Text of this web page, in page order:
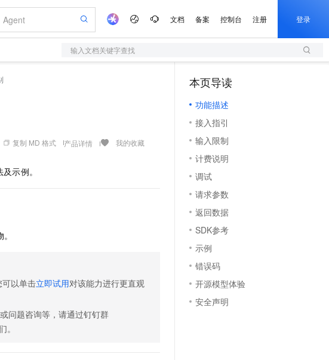
文档 备案 控制台 注册 登录
输入文档关键字查找
复制 MD 格式 产品详情 我的收藏
示例。
以单击立即试用对该能力进行更直观
问题咨询等，请通过钉钉群
。
本页导读
功能描述
接入指引
输入限制
计费说明
调试
请求参数
返回数据
SDK参考
示例
错误码
开源模型体验
安全声明
语音识别与合成
Qwen3-TTS-Flash
大模型原生应用
全托管，含MySQL、PostgreSQL、SQL Server、MariaDB多引擎
Qoder
面向真实软件的智能体编程平台
轻量应用服务器
数字证书管理服务（原SSL证书）
实现全站HTTPS，呈现可信的WEB访问
短信服务
大数据开发治理平台 DataWorks
轻松解锁专属 DeepSeek-V4-Pro
5 分钟轻松部署专属 QwenPaw
一句话生成原生可编辑精美 PPT 文稿
输入一句话想法, 轻松生成专业的 PPT
一键部署幻兽帕鲁游戏服务器
一键购买专属联机服务器，轻松开启游戏
漫剧工坊：一站式动画创作平台
快速生产连贯的高质量长漫剧
10 分钟搭建微信、支付宝小程序
高效部署网站，快速应用到小程序
间低至2折
AI 场景体验
从图文生成到视频创作，一键激活电商全链路生产力
AI 广告创作
图文、视频一站生成，高效打造优质广告素材
AI 办公
AI智能应用，一键激活高效办公新体验
智能客服
AI 活动
AI 生产力先锋
先锋实践拓展 AI 生产力的边界
飞天发布时刻
所见，即是所愿
AI 实训营
从基础到进阶，Agent 创客手把手教你
创新加速
覆盖90%+业务场景，专享组合折扣价
精选AI产品，从模型到应用全链提效
配置报价器
阿里云 OPC 创新助力计划
Token 补贴，五大权
益加速 OPC 成功
基础软件
JAVA
Red Hat
专业服务
公司注册
上云迁移
代维服务
SSL 证书
堡垒机
产品伙伴合作计划
云网络合作计划
服务伙伴合作计划
Al MaaS 服务伙伴赋能合作
伙伴信用分合作计划
更多支持
合作伙伴培训与认证
查询合作伙伴
登录合作伙伴管理后台
阿里云认证
信息公告
开发者社区
镜像站
我要反馈
我要建议
我要投诉
市场活动 加入我们
校园招聘